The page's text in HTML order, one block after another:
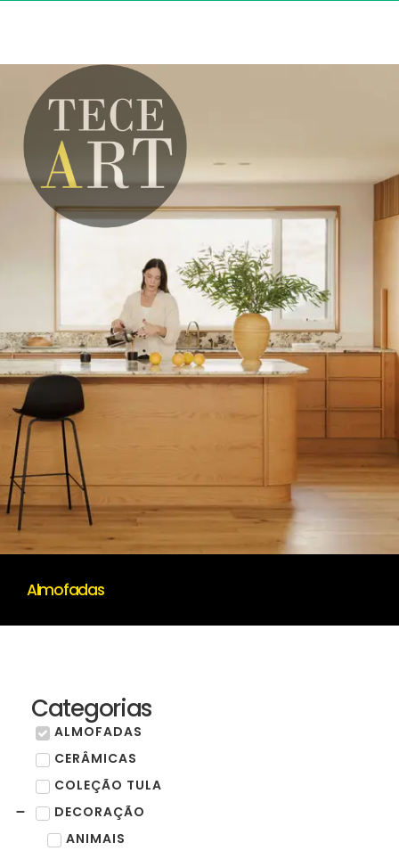
Almofadas
Categorias
ALMOFADAS
CERÂMICAS
COLEÇÃO TULA
DECORAÇÃO
ANIMAIS